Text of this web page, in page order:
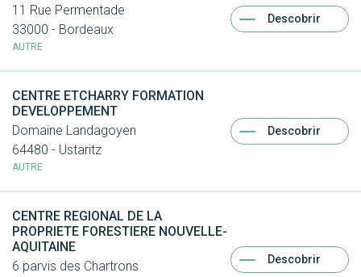
11 Rue Permentade
33000 - Bordeaux
AUTRE
Descobrir
CENTRE ETCHARRY FORMATION
DEVELOPPEMENT
Domaine Landagoyen
64480 - Ustaritz
AUTRE
Descobrir
CENTRE REGIONAL DE LA
PROPRIETE FORESTIERE NOUVELLE-
AQUITAINE
6 parvis des Chartrons
Descobrir